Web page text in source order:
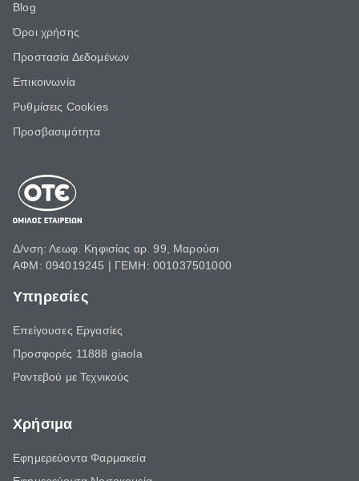
Blog
Όροι χρήσης
Προστασία Δεδομένων
Επικοινωνία
Ρυθμίσεις Cookies
Προσβασιμότητα
Δ/νση: Λεωφ. Κηφισίας αρ. 99, Μαρούσι
ΑΦΜ: 094019245 | ΓΕΜΗ: 001037501000
Υπηρεσίες
Επείγουσες Εργασίες
Προσφορές 11888 giaola
Ραντεβού με Τεχνικούς
Χρήσιμα
Εφημερεύοντα Φαρμακεία